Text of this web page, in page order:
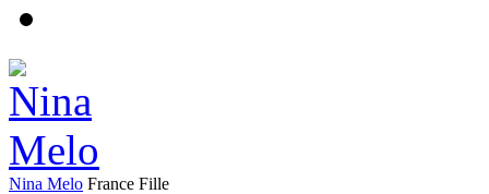
Nina Melo France Fille